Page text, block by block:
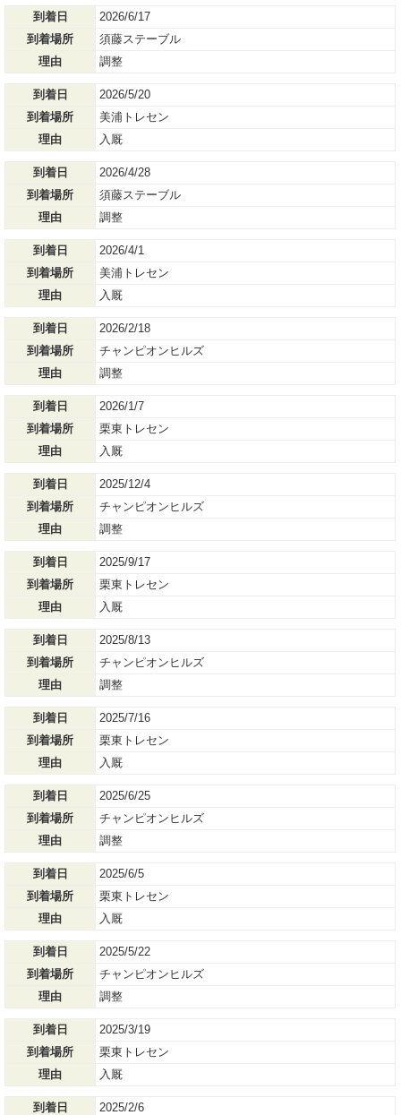
到着日
2026/6/17
到着場所
須藤ステーブル
理由
調整
到着日
2026/5/20
到着場所
美浦トレセン
理由
入厩
到着日
2026/4/28
到着場所
須藤ステーブル
理由
調整
到着日
2026/4/1
到着場所
美浦トレセン
理由
入厩
到着日
2026/2/18
到着場所
チャンピオンヒルズ
理由
調整
到着日
2026/1/7
到着場所
栗東トレセン
理由
入厩
到着日
2025/12/4
到着場所
チャンピオンヒルズ
理由
調整
到着日
2025/9/17
到着場所
栗東トレセン
理由
入厩
到着日
2025/8/13
到着場所
チャンピオンヒルズ
理由
調整
到着日
2025/7/16
到着場所
栗東トレセン
理由
入厩
到着日
2025/6/25
到着場所
チャンピオンヒルズ
理由
調整
到着日
2025/6/5
到着場所
栗東トレセン
理由
入厩
到着日
2025/5/22
到着場所
チャンピオンヒルズ
理由
調整
到着日
2025/3/19
到着場所
栗東トレセン
理由
入厩
到着日
2025/2/6